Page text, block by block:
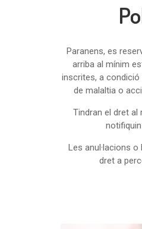
Paranens, es
arriba al mínim
inscrites, a
de malaltia o
Tindran el dret al
Les anul·lacions
dret a